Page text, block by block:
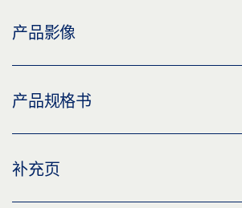
产品影像
安装板 闭门器
标签义务: © GEZE GmbH
产品规格书
闭门器安装板 产品规格书 ZH
补充页